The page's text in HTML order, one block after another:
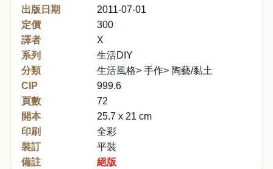
出版日期
2011-07-01
定價
300
譯者
X
系列
生活DIY
分類
生活風格> 手作> 陶藝/黏土
CIP
999.6
頁數
72
開本
25.7 x 21 cm
印刷
全彩
裝訂
平裝
備註
絕版